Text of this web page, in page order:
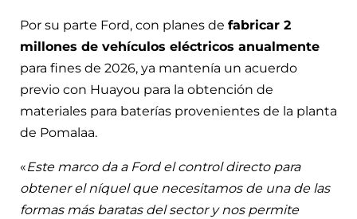
Por su parte Ford, con planes de fabricar 2
millones de vehículos eléctricos anualmente
para fines de 2026, ya mantenía un acuerdo
previo con Huayou para la obtención de
materiales para baterías provenientes de la planta
de Pomalaa.
«Este marco da a Ford el control directo para
obtener el níquel que necesitamos de una de las
formas más baratas del sector y nos permite